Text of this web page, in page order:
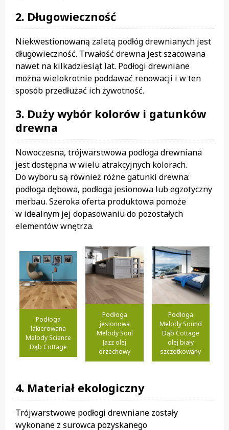
2. Długowieczność
Niekwestionowaną zaletą podłóg drewnianych jest
długowieczność. Trwałość drewna jest szacowana
nawet na kilkadziesiąt lat. Podłogi drewniane
można wielokrotnie poddawać renowacji i w ten
sposób przedłużać ich żywotność.
3. Duży wybór kolorów i gatunków
drewna
Nowoczesna, trójwarstwowa podłoga drewniana
jest dostępna w wielu atrakcyjnych kolorach.
Do wyboru są również różne gatunki drewna:
podłoga dębowa, podłoga jesionowa lub egzotyczny
merbau. Szeroka oferta produktowa pomoże
w idealnym jej dopasowaniu do pozostałych
elementów wnętrza.
Podłoga
lakierowana
Melody Science
Dąb Cottage
Podłoga
jesionowa
Melody Soul
Jazz olej
orzechowy
Podłoga
Melody Sound
Dąb Cottage
olej biały
szczotkowany
4. Materiał ekologiczny
Trójwarstwowe podłogi drewniane zostały
wykonane z surowca pozyskanego